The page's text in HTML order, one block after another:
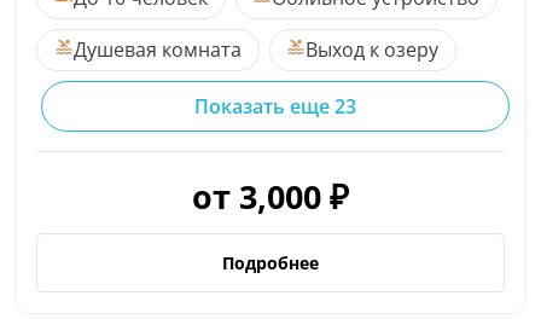
Душевая комната
Выход к озеру
Показать еще 23
от 3,000 ₽
Подробнее